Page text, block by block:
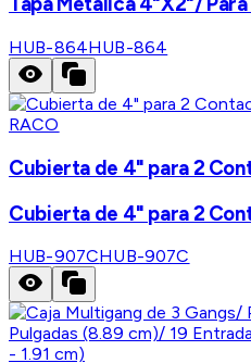
HUB-864HUB-864
RACO
Cubierta de 4" para 2
Cubierta de 4" para 2
HUB-907CHUB-907C